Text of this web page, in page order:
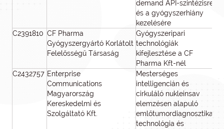
demand API-szintézisre
és a gyógyszerhiány
kezelésére
C2391810 CF Pharma
Gyógyszergyártó Korlátolt
Felelősségű Társaság
Gyógyszeripari
technológiák
kifejlesztése a CF
Pharma Kft-nél
C2432757 Enterprise
Communications
Magyarország
Kereskedelmi és
Szolgáltató Kft.
Mesterséges
intelligencián és
cirkuláló nukleinsav
elemzésen alapuló
emlőtumordiagnosztikai
technológia és